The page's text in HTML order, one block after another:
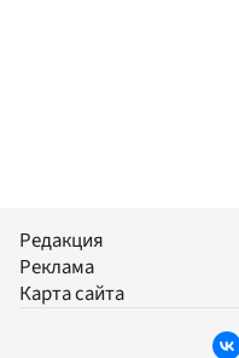
Редакция
Реклама
Карта сайта